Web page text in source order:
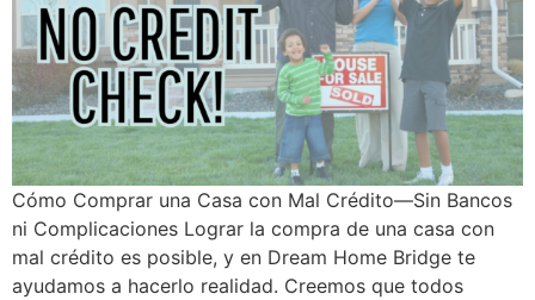
Cómo Comprar una Casa con Mal Crédito—Sin Bancos
ni Complicaciones Lograr la compra de una casa con
mal crédito es posible, y en Dream Home Bridge te
ayudamos a hacerlo realidad. Creemos que todos